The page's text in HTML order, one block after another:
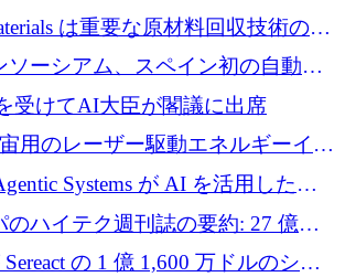
A 1 億 5,200 万ドルで評価額 13 億
に到達
は重要な原材料回収技術の拡
万ユーロを確保
ソーシアム、スペイン初の自動木
場の建設にEU補助金4,800万ユ
受けてAI大臣が閣議に出席
用のレーザー駆動エネルギーイン
に 500 万ユーロを調達
Systems が AI を活用したイ
を加速するために 16 万ユーロを確
のハイテク週刊誌の要約: 27 億ユ
る 60 以上のハイテク資金調達取引
Sereact の 1 億 1,600 万ドルのシリ